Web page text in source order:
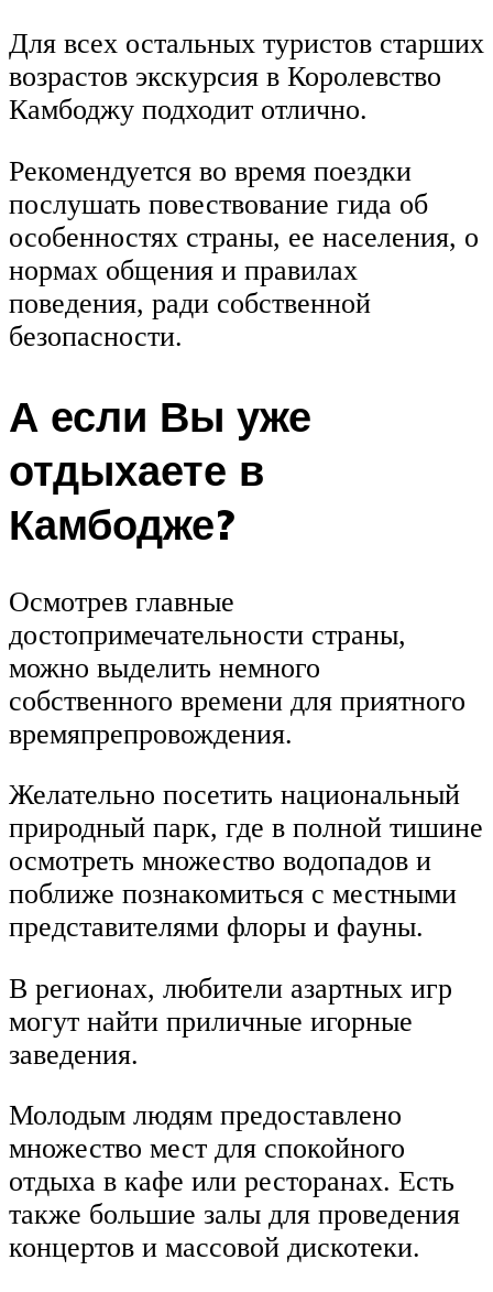
Для всех остальных туристов старших
возрастов экскурсия в Королевство
Камбоджу подходит отлично.
Рекомендуется во время поездки
послушать повествование гида об
особенностях страны, ее населения, о
нормах общения и правилах
поведения, ради собственной
безопасности.
А если Вы уже
отдыхаете в
Камбодже?
Осмотрев главные
достопримечательности страны,
можно выделить немного
собственного времени для приятного
времяпрепровождения.
Желательно посетить национальный
природный парк, где в полной тишине
осмотреть множество водопадов и
поближе познакомиться с местными
представителями флоры и фауны.
В регионах, любители азартных игр
могут найти приличные игорные
заведения.
Молодым людям предоставлено
множество мест для спокойного
отдыха в кафе или ресторанах. Есть
также большие залы для проведения
концертов и массовой дискотеки.